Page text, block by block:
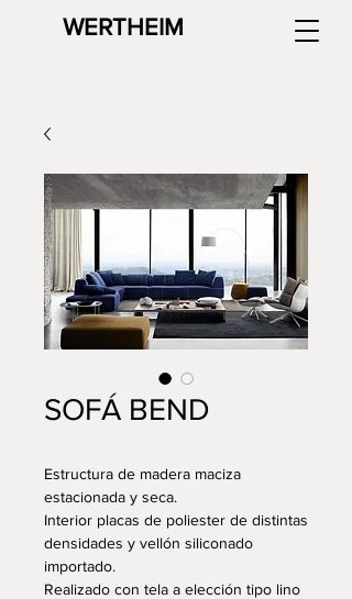
WERTHEIM
SOFÁ BEND
Estructura de madera maciza
estacionada y seca.
Interior placas de poliester de distintas
densidades y vellón siliconado
importado.
Realizado con tela a elección tipo lino